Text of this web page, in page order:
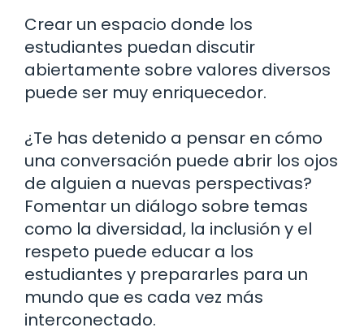
Crear un espacio donde los
estudiantes puedan discutir
abiertamente sobre valores diversos
puede ser muy enriquecedor.
¿Te has detenido a pensar en cómo
una conversación puede abrir los ojos
de alguien a nuevas perspectivas?
Fomentar un diálogo sobre temas
como la diversidad, la inclusión y el
respeto puede educar a los
estudiantes y prepararles para un
mundo que es cada vez más
interconectado.